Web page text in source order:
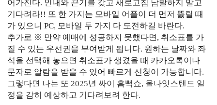
어가진다. 인내와 끈기를 갖고 새로고침 남발하지 말고
기다려라!! 또 한 가지는 모바일 어플이 더 먼저 뚫릴 때
가 있으니 PC, 모바일 두 가지 다 도전하길 바란다.
추가로 ※ 만약 예매에 성공하지 못했다면, 취소표를 가
질 수 있는 우선권을 부여받게 됩니다. 원하는 날짜와 좌
석을 선택해 놓으면 취소표가 생겼을 때 카카오톡이나
문자로 알람을 받을 수 있어 빠르게 신청이 가능합니다.
그렇다면 나는 또 2025년 싸이 흠뻑쇼, 올나잇스탠드 일
정을 감히 예상하고 기다려보려 한다.